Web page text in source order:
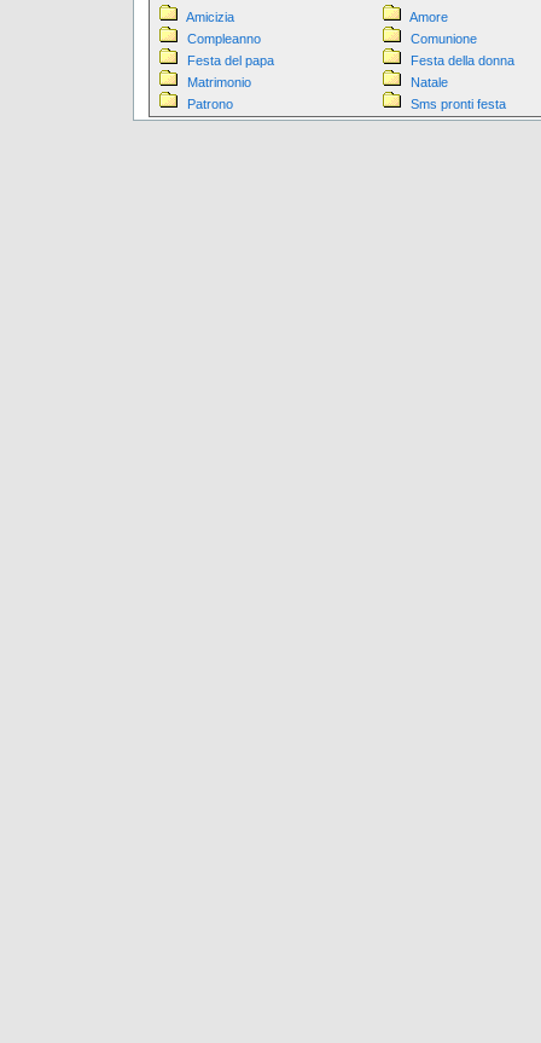
Amicizia
Amore
Compleanno
Comunione
Festa del papa
Festa della donna
Matrimonio
Natale
Patrono
Sms pronti festa